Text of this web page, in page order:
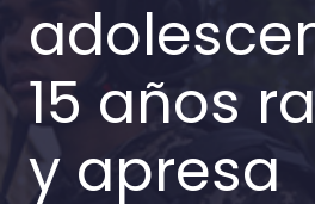
15 años
y apresa